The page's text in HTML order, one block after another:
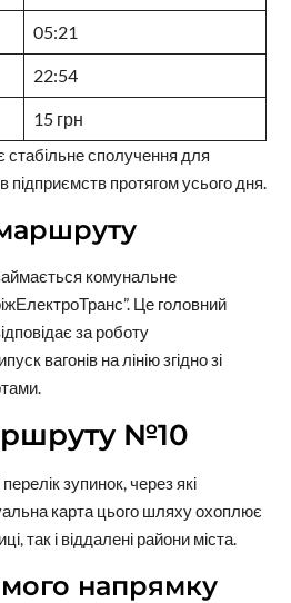
05:21
22:54
15 грн
сполучення для
підприємств протягом усього дня.
комунальне
Це головний
за роботу
вагонів на лінію згідно зі
№10
зупинок, через які
карта цього шляху охоплює
так і віддалені райони міста.
напрямку